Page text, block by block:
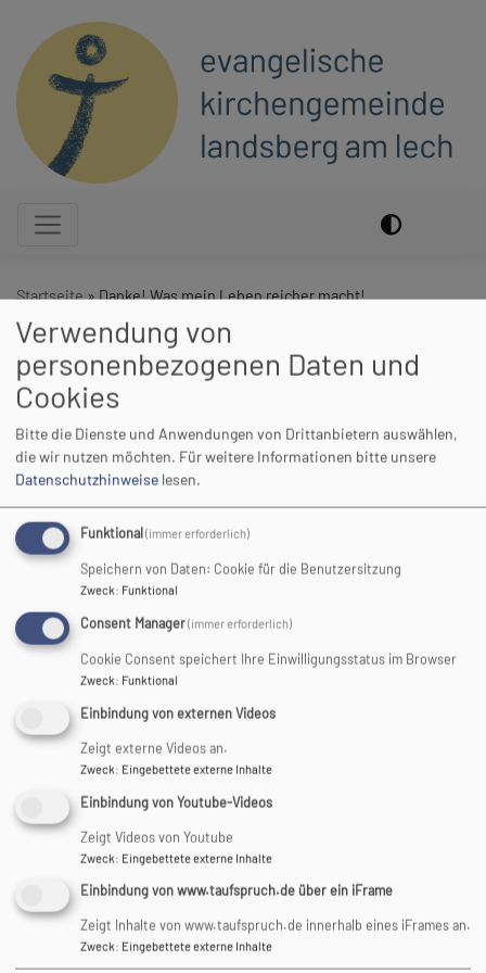
Inhalt
Hauptnavigation
Startseite Danke! Was mein Leben reicher macht!
Danke! Was mein Leben
reicher macht!
Sonntag, 5. Oktober um
soweit: Erntedankfest. Da
unserem Tisch liegt – da
unser Leben reich macht:
und Vertrauen schenken
Farbe. Wenn wir
füreinander da sind, spüren
wir Gottes Nähe besonders.
Wir danken gemeinsam für alles, was uns Freude bringt und
gespannt sein: Im Gottesdienst wartet eine Geschichte auf
uns, die zum Nach­ denken und Träumen einlädt. Zusammen
erleben wir, wie bunt Gottes Segen ist. Wir freuen uns,
Verwendung von
personenbezogenen Daten und
Cookies
Bitte die Dienste und Anwendungen von Drittanbietern auswählen,
die wir nutzen möchten. Für weitere Informationen bitte unsere
Datenschutzhinweise lesen.
Funktional(immer erforderlich)
Speichern von Daten: Cookie für die Benutzersitzung
Zweck: Funktional
Consent Manager(immer erforderlich)
Cookie Consent speichert Ihre Einwilligungsstatus im Browser
Zweck: Funktional
Einbindung von externen Videos
Zeigt externe Videos an.
Zweck: Eingebettete externe Inhalte
Einbindung von Youtube-Videos
Zeigt Videos von Youtube
Zweck: Eingebettete externe Inhalte
Einbindung von www.taufspruch.de über ein iFrame
Zeigt Inhalte von www.taufspruch.de innerhalb eines iFrames an.
Zweck: Eingebettete externe Inhalte